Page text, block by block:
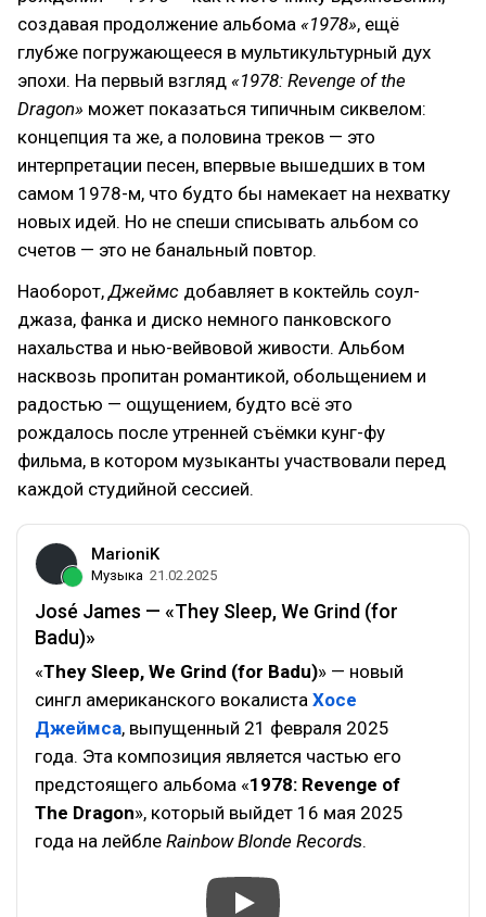
создавая продолжение альбома «1978», ещё
глубже погружающееся в мультикультурный дух
эпохи. На первый взгляд «1978: Revenge of the
Dragon» может показаться типичным сиквелом:
концепция та же, а половина треков — это
интерпретации песен, впервые вышедших в том
самом 1978-м, что будто бы намекает на нехватку
новых идей. Но не спеши списывать альбом со
счетов — это не банальный повтор.
Наоборот,Джеймс добавляет в коктейль соул-
джаза, фанка и диско немного панковского
нахальства и нью-вейвовой живости. Альбом
насквозь пропитан романтикой, обольщением и
радостью — ощущением, будто всё это
рождалось после утренней съёмки кунг-фу
фильма, в котором музыканты участвовали перед
каждой студийной сессией.
MarioniK
Музыка 21.02.2025
José James — «They Sleep, We Grind (for
Badu)»
«They Sleep, We Grind (for Badu)» — новый
сингл американского вокалиста Хосе
Джеймса, выпущенный 21 февраля 2025
года. Эта композиция является частью его
предстоящего альбома «1978: Revenge of
The Dragon», который выйдет 16 мая 2025
года на лейбле Rainbow Blonde Records.